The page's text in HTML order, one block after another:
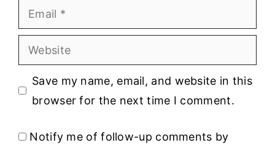
Email
Website
Save my name, email, and website in this
browser for the next time I comment.
Notify me of follow-up comments by